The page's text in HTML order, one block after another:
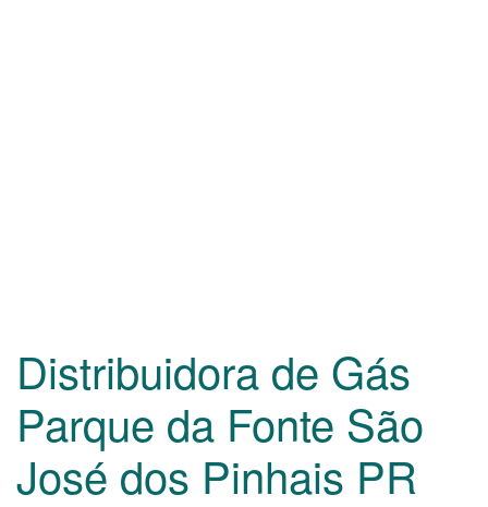
Distribuidora de Gás
Parque da Fonte São
José dos Pinhais PR